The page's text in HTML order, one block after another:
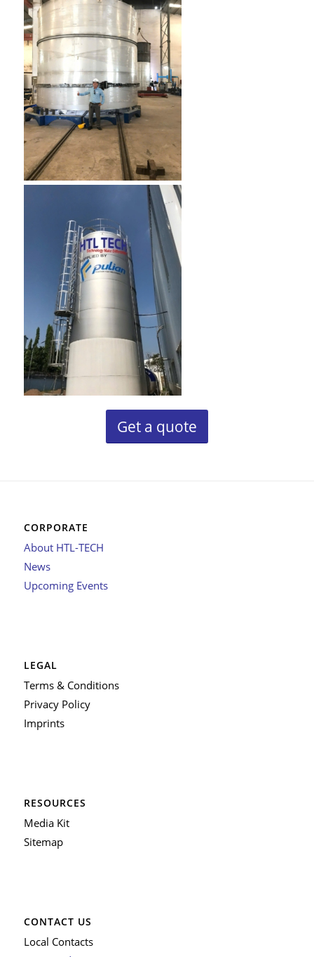
Get a quote
CORPORATE
About HTL-TECH
News
Upcoming Events
LEGAL
Terms & Conditions
Privacy Policy
Imprints
RESOURCES
Media Kit
Sitemap
CONTACT US
Local Contacts